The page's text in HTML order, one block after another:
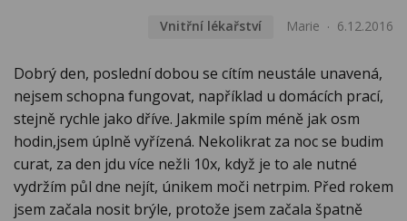
Vnitřní lékařství Marie 6.12.2016
Dobrý den, poslední dobou se cítím neustále unavená,
nejsem schopna fungovat, například u domácích prací,
stejně rychle jako dříve. Jakmile spím méně jak osm
hodin,jsem úplně vyřízená. Nekolikrat za noc se budim
curat, za den jdu více nežli 10x, když je to ale nutné
vydržím půl dne nejít, únikem moči netrpim. Před rokem
jsem začala nosit brýle, protože jsem začala špatně